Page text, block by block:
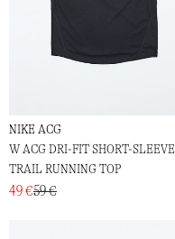
NIKE ACG
W ACG DRI-FIT SHORT-SLEEVE
TRAIL RUNNING TOP
49 €59 €